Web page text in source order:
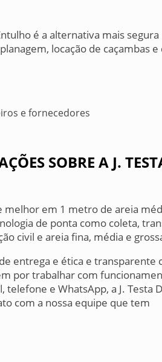
é a alternativa mais segura
locação de caçambas e
e fornecedores
SOBRE A J.
melhor em 1 metro de areia
de ponta como coleta,
civil e areia fina, média e
entrega e ética e transparente
por trabalhar com
e WhatsApp, a J. Testa
com a nossa equipe que tem